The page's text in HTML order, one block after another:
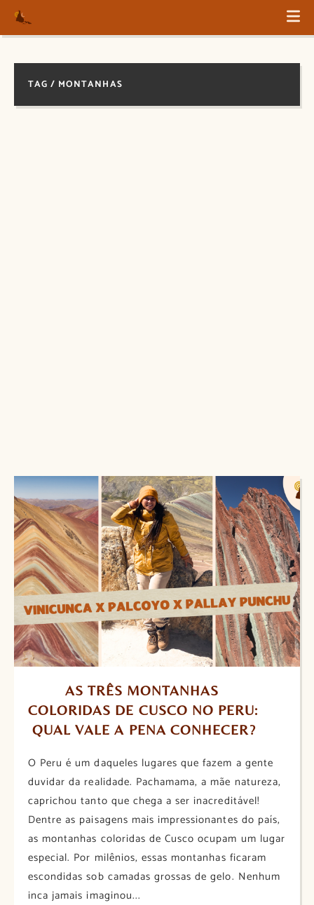
TAG / MONTANHAS
AS TRÊS MONTANHAS
COLORIDAS DE CUSCO NO PERU:
QUAL VALE A PENA CONHECER?
O Peru é um daqueles lugares que fazem a gente
duvidar da realidade. Pachamama, a mãe natureza,
caprichou tanto que chega a ser inacreditável!
Dentre as paisagens mais impressionantes do país,
as montanhas coloridas de Cusco ocupam um lugar
especial. Por milênios, essas montanhas ficaram
escondidas sob camadas grossas de gelo. Nenhum
inca jamais imaginou...